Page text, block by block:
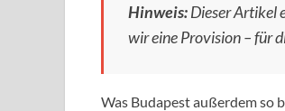
Hinweis:Dieser Artikel
wir eine Provision – für
Was Budapest außerdem so